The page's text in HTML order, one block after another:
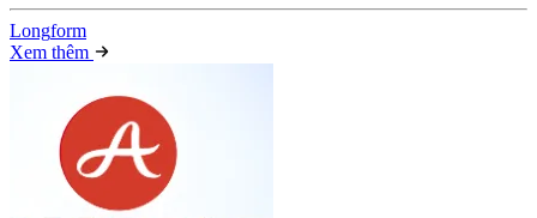
Longform
Xem thêm